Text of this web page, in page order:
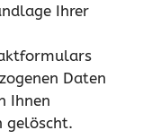
Ihrer
Daten
Ihnen
gelöscht.